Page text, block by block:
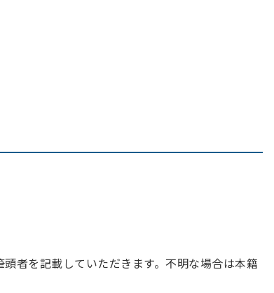
者を記載していただきます。不明な場合は本籍